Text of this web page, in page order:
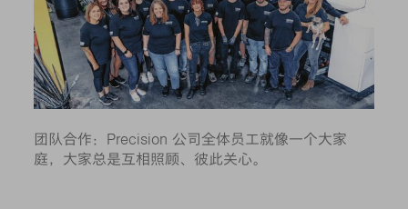
团队合作：Precision 公司全体员工就像一个大家
庭，大家总是互相照顾、彼此关心。